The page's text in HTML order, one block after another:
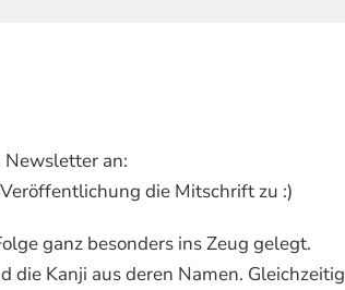
an:
die Mitschrift zu :)
ganz besonders ins Zeug gelegt.
die Kanji aus deren Namen. Gleichzeitig